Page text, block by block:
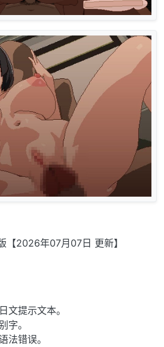
【2026年07月07日 更新】
文提示文本。
字。
法错误。